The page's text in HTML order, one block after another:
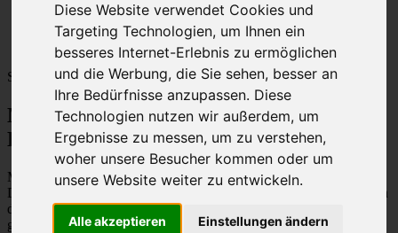
Diese Website verwendet Cookies und
Targeting Technologien, um Ihnen ein
besseres Internet-Erlebnis zu ermöglichen
und die Werbung, die Sie sehen, besser an
Ihre Bedürfnisse anzupassen. Diese
Technologien nutzen wir außerdem, um
Ergebnisse zu messen, um zu verstehen,
woher unsere Besucher kommen oder um
unsere Website weiter zu entwickeln.
Alle akzeptieren Einstellungen ändern
FAQ
MLCD-Seiten MLCD-Foren-Übersicht
Sprache:
M-Klasse MLCD-Foren des ML-Club-
Deutschland - Registrierung
Mit dem Zugriff auf „M-Klasse MLCD-Foren des ML-Club-
Deutschland“ („https://www.mlcd.de/MLCDForen“) wird zwischen
dir und dem Betreiber ein Vertrag mit folgenden Regelungen
geschlossen: